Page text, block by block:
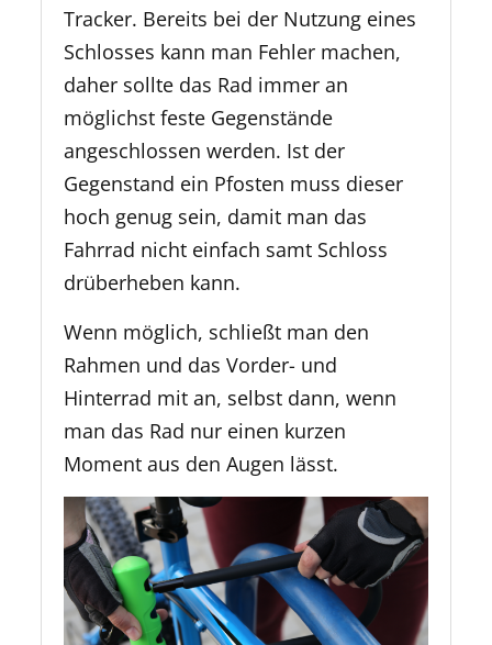
Tracker. Bereits bei der Nutzung eines
Schlosses kann man Fehler machen,
daher sollte das Rad immer an
möglichst feste Gegenstände
angeschlossen werden. Ist der
Gegenstand ein Pfosten muss dieser
hoch genug sein, damit man das
Fahrrad nicht einfach samt Schloss
drüberheben kann.
Wenn möglich, schließt man den
Rahmen und das Vorder- und
Hinterrad mit an, selbst dann, wenn
man das Rad nur einen kurzen
Moment aus den Augen lässt.